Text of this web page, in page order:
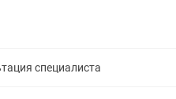
специалиста